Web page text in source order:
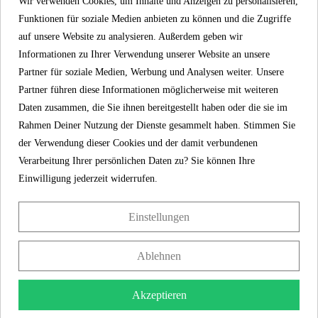
Klobrille garantiert.
SCHÜTTE
Material MDF
Farbe
Ja
Nein
2,8 Kg
EIGENSCHAFTEN
Shop aus Deutschland
Funktionen für soziale Medien anbieten zu können und die Zugriffe
auf unsere Website zu analysieren. Außerdem geben wir
Informationen zu Ihrer Verwendung unserer Website an unsere
Partner für soziale Medien, Werbung und Analysen weiter. Unsere
Partner führen diese Informationen möglicherweise mit weiteren
Daten zusammen, die Sie ihnen bereitgestellt haben oder die sie im
Rahmen Deiner Nutzung der Dienste gesammelt haben. Stimmen Sie
der Verwendung dieser Cookies und der damit verbundenen
Verarbeitung Ihrer persönlichen Daten zu? Sie können Ihre
Einwilligung jederzeit widerrufen.
Einstellungen
Ablehnen
Akzeptieren